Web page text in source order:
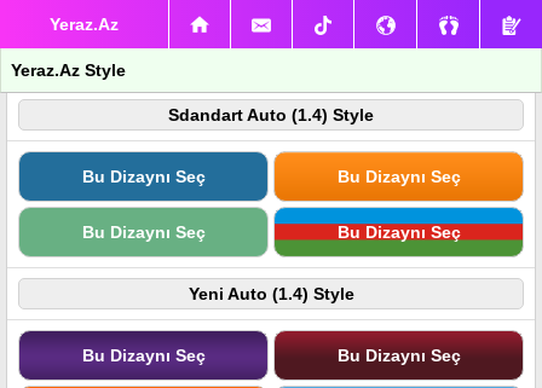
Yeraz.Az
Yeraz.Az Style
Sdandart Auto (1.4) Style
Bu Dizaynı Seç Bu Dizaynı Seç
Bu Dizaynı Seç Bu Dizaynı Seç
Yeni Auto (1.4) Style
Bu Dizaynı Seç Bu Dizaynı Seç